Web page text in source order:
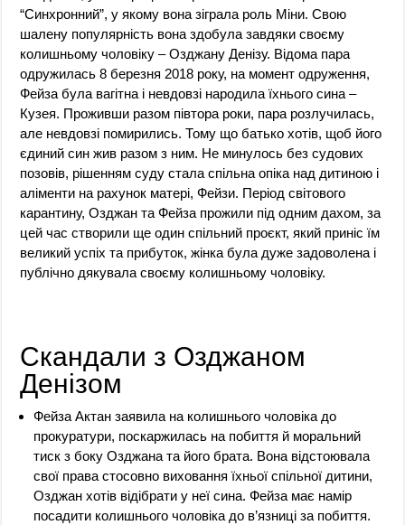
“Синхронний”, у якому вона зіграла роль Міни. Свою
шалену популярність вона здобула завдяки своєму
колишньому чоловіку – Озджану Денізу. Відома пара
одружилась 8 березня 2018 року, на момент одруження,
Фейза була вагітна і невдовзі народила їхнього сина –
Кузея. Проживши разом півтора роки, пара розлучилась,
але невдовзі помирились. Тому що батько хотів, щоб його
єдиний син жив разом з ним. Не минулось без судових
позовів, рішенням суду стала спільна опіка над дитиною і
аліменти на рахунок матері, Фейзи. Період світового
карантину, Озджан та Фейза прожили під одним дахом, за
цей час створили ще один спільний проєкт, який приніс їм
великий успіх та прибуток, жінка була дуже задоволена і
публічно дякувала своєму колишньому чоловіку.
Скандали з Озджаном
Денізом
Фейза Актан заявила на колишнього чоловіка до
прокуратури, поскаржилась на побиття й моральний
тиск з боку Озджана та його брата. Вона відстоювала
свої права стосовно виховання їхньої спільної дитини,
Озджан хотів відібрати у неї сина. Фейза має намір
посадити колишнього чоловіка до в’язниці за побиття.